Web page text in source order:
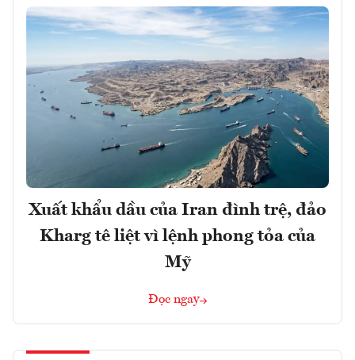
Xuất khẩu dầu của Iran đình trệ, đảo
Kharg tê liệt vì lệnh phong tỏa của
Mỹ
Đọc ngay